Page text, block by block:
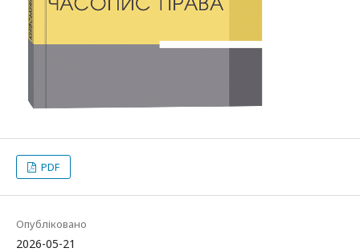
PDF
Опубліковано
2026-05-21